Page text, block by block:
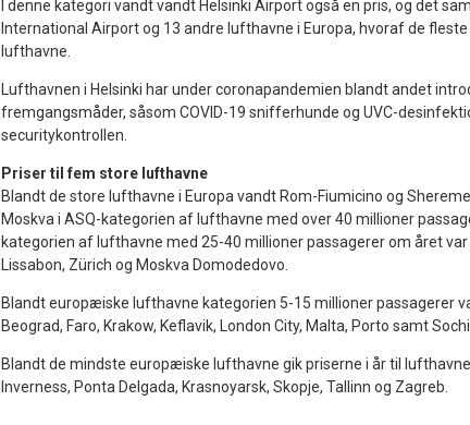
I denne kategori vandt vandt Helsinki Airport også en pris, og det
International Airport og 13 andre lufthavne i Europa, hvoraf de
lufthavne.
Lufthavnen i Helsinki har under coronapandemien blandt andet
fremgangsmåder, såsom COVID-19 snifferhunde og UVC-
securitykontrollen.
Priser til fem store lufthavne
Blandt de store lufthavne i Europa vandt Rom-Fiumicino og
Moskva i ASQ-kategorien af lufthavne med over 40 millioner
kategorien af lufthavne med 25-40 millioner passagerer om året
Lissabon, Zürich og Moskva Domodedovo.
Blandt europæiske lufthavne kategorien 5-15 millioner passagerer
Beograd, Faro, Krakow, Keflavik, London City, Malta, Porto samt Sochi
Blandt de mindste europæiske lufthavne gik priserne i år til
Inverness, Ponta Delgada, Krasnoyarsk, Skopje, Tallinn og Zagreb.